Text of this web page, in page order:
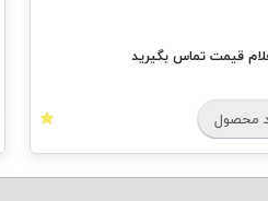
قیمت تماس بگیرید
محصول